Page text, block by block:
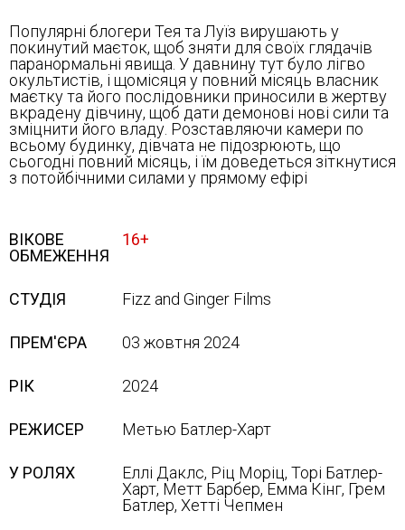
Популярні блогери Тея та Луїз вирушають у
покинутий маєток, щоб зняти для своїх глядачів
паранормальні явища. У давнину тут було лігво
окультистів, і щомісяця у повний місяць власник
маєтку та його послідовники приносили в жертву
вкрадену дівчину, щоб дати демонові нові сили та
зміцнити його владу. Розставляючи камери по
всьому будинку, дівчата не підозрюють, що
сьогодні повний місяць, і їм доведеться зіткнутися
з потойбічними силами у прямому ефірі
ВІКОВЕ
ОБМЕЖЕННЯ
16+
СТУДІЯ Fizz and Ginger Films
ПРЕМ'ЄРА 03 жовтня 2024
РІК 2024
РЕЖИСЕР Метью Батлер-Харт
У РОЛЯХ
Еллі Даклс, Ріц Моріц, Торі Батлер-
Харт, Метт Барбер, Емма Кінг, Грем
Батлер, Хетті Чепмен